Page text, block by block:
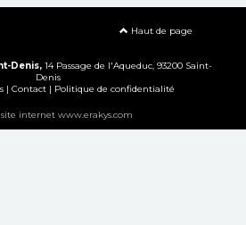
Haut de page
Denis, 14 Passage de l'Aqueduc, 93200 Saint-
Denis
| Contact| Politique de confidentialité
internet www.erakys.com